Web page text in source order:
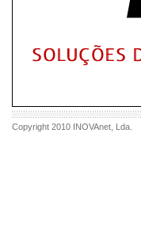
Copyright 2010 INOVAnet , Lda.